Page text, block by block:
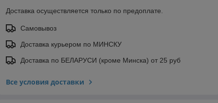
Доставка осуществляется только по предоплате.
Самовывоз
Доставка курьером по МИНСКУ
Доставка по БЕЛАРУСИ (кроме Минска) от 25 руб
Все условия доставки